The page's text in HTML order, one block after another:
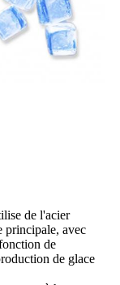
de l'acier
principale, avec
de
de glace